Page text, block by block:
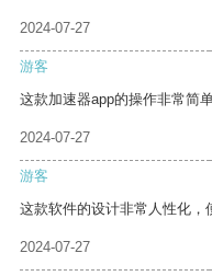
2024-07-27
游客
这款加速器app的操作非常简
2024-07-27
游客
这款软件的设计非常人性化，
2024-07-27